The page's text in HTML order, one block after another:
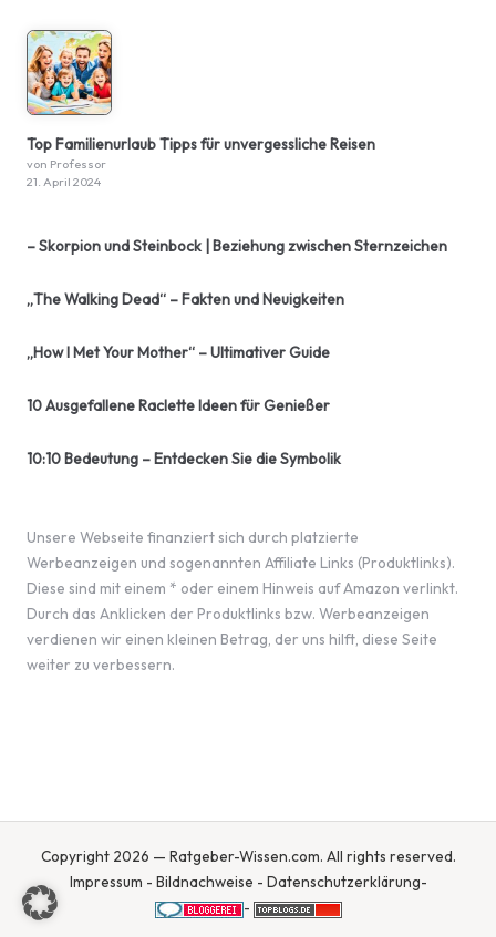
Top Familienurlaub Tipps für unvergessliche Reisen
von Professor
21. April 2024
– Skorpion und Steinbock | Beziehung zwischen Sternzeichen
„The Walking Dead“ – Fakten und Neuigkeiten
„How I Met Your Mother“ – Ultimativer Guide
10 Ausgefallene Raclette Ideen für Genießer
10:10 Bedeutung – Entdecken Sie die Symbolik
Unsere Webseite finanziert sich durch platzierte
Werbeanzeigen und sogenannten Affiliate Links (Produktlinks).
Diese sind mit einem * oder einem Hinweis auf Amazon verlinkt.
Durch das Anklicken der Produktlinks bzw. Werbeanzeigen
verdienen wir einen kleinen Betrag, der uns hilft, diese Seite
weiter zu verbessern.
Copyright 2026 — Ratgeber-Wissen.com. All rights reserved.
Impressum - Bildnachweise - Datenschutzerklärung-
-